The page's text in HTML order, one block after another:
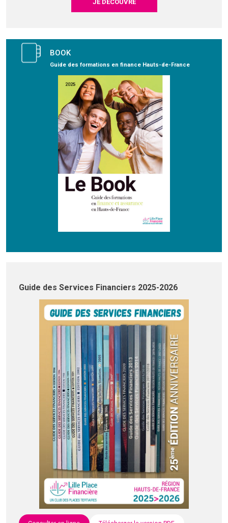
JE DÉCOUVRE
BOOK
Guide des formations en finance Hauts-de-France
Guide des Services Financiers 2025-2026